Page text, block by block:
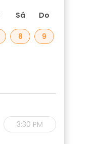
Sá Do
8 9
3:30 PM